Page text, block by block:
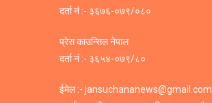
दर्ता नं :- ३६७६-०७९/०८०
प्रेस काउन्सिल नेपाल
दर्ता नं :- ३६५४-०७९/८०
ईमेल :- jansuchananews@gmail.com